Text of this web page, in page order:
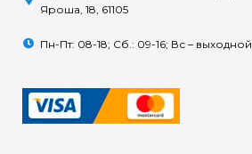
Яроша, 18, 61105
Пн-Пт: 08-18; Сб.: 09-16; Вс – выходной